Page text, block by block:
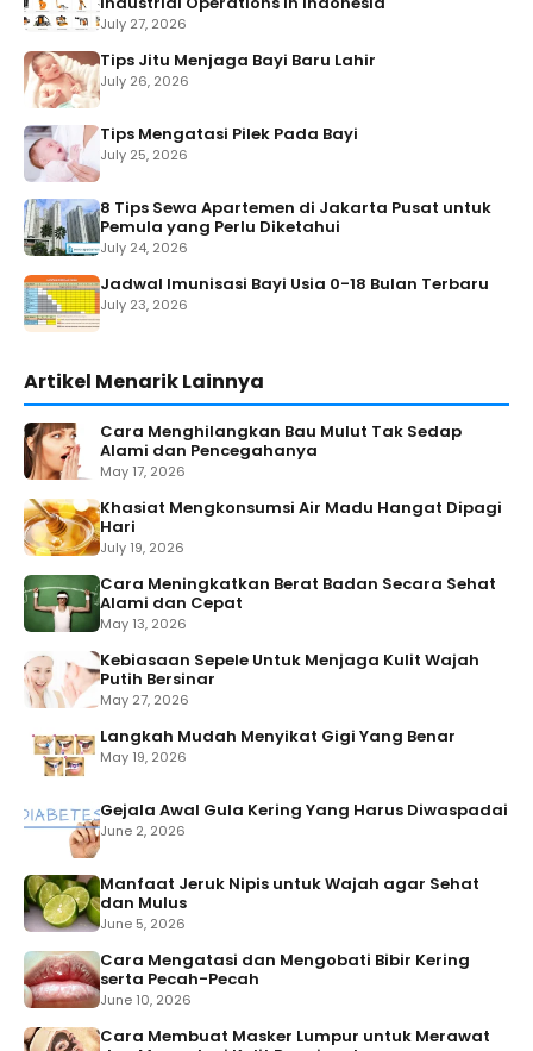
July 27, 2026
Tips Jitu Menjaga Bayi Baru Lahir
July 26, 2026
Tips Mengatasi Pilek Pada Bayi
July 25, 2026
8 Tips Sewa Apartemen di Jakarta Pusat untuk
Pemula yang Perlu Diketahui
July 24, 2026
Jadwal Imunisasi Bayi Usia 0-18 Bulan Terbaru
July 23, 2026
Artikel Menarik Lainnya
Cara Menghilangkan Bau Mulut Tak Sedap
Alami dan Pencegahanya
May 17, 2026
Khasiat Mengkonsumsi Air Madu Hangat Dipagi
Hari
July 19, 2026
Cara Meningkatkan Berat Badan Secara Sehat
Alami dan Cepat
May 13, 2026
Kebiasaan Sepele Untuk Menjaga Kulit Wajah
Putih Bersinar
May 27, 2026
Langkah Mudah Menyikat Gigi Yang Benar
May 19, 2026
Gejala Awal Gula Kering Yang Harus Diwaspadai
June 2, 2026
Manfaat Jeruk Nipis untuk Wajah agar Sehat
dan Mulus
June 5, 2026
Cara Mengatasi dan Mengobati Bibir Kering
serta Pecah-Pecah
June 10, 2026
Cara Membuat Masker Lumpur untuk Merawat